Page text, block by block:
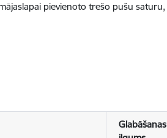
pievienoto trešo pušu saturu,
Glabāšanas